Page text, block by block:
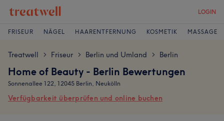
LOGIN
FRISEUR NÄGEL HAARENTFERNUNG KOSMETIK MASSAGE
Treatwell > Friseur > Berlin und Umland > Berlin
Home of Beauty - Berlin Bewertungen
Sonnenallee 122, 12045 Berlin, Neukölln
Verfügbarkeit überprüfen und online buchen